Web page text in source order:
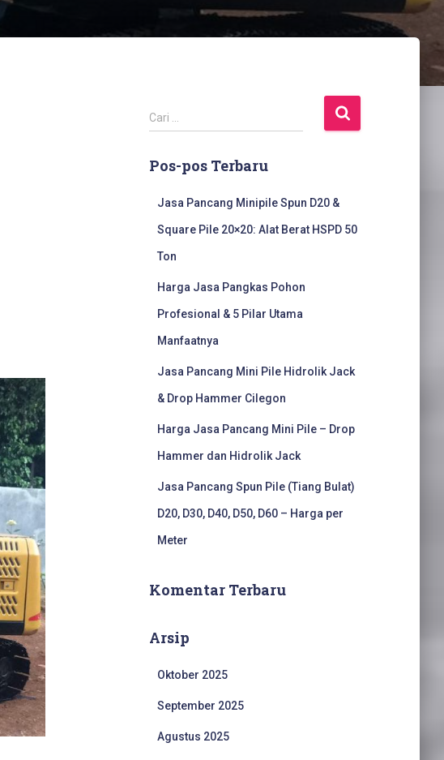
C
a
i
Cari …
Pos-pos Terbaru
Jasa Pancang Minipile Spun D20 &
Square Pile 20×20: Alat Berat HSPD 50
Ton
Harga Jasa Pangkas Pohon
Profesional & 5 Pilar Utama
Manfaatnya
Jasa Pancang Mini Pile Hidrolik Jack
& Drop Hammer Cilegon
Harga Jasa Pancang Mini Pile – Drop
Hammer dan Hidrolik Jack
Jasa Pancang Spun Pile (Tiang Bulat)
D20, D30, D40, D50, D60 – Harga per
Meter
Komentar Terbaru
Arsip
Oktober 2025
September 2025
Agustus 2025